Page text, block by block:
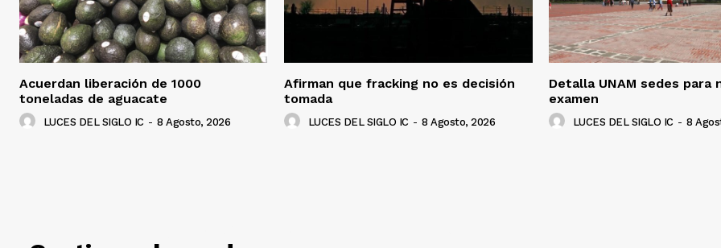
Acuerdan liberación de 1000
toneladas de aguacate
LUCES DEL SIGLO IC - 8 Agosto, 2026
Afirman que fracking no es decisión
tomada
LUCES DEL SIGLO IC - 8 Agosto, 2026
Detalla UNAM sedes para
examen
LUCES DEL SIGLO IC - 8